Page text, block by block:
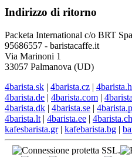
Indirizzo di ritorno
Packeta International c/o BRT Spa
95686557 - baristacaffe.it
Via Marinoni 1
33057 Palmanova (UD)
4barista.sk | 4barista.cz |
4barista.de | 4barista.com |
4barista.dk | 4barista.se |
4barista.lt | 4barista.ee | 4barista.ch
kafesbarista.gr| kafebarista.bg |